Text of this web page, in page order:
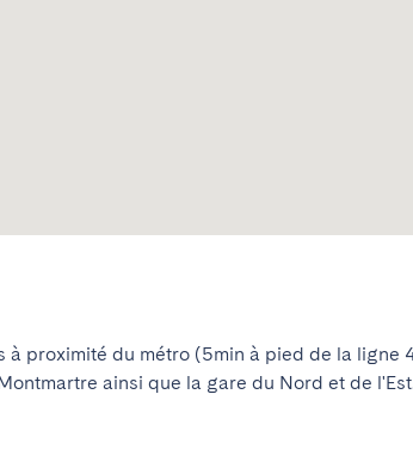
à proximité du métro (5min à pied de la ligne
ainsi que la gare du Nord et de